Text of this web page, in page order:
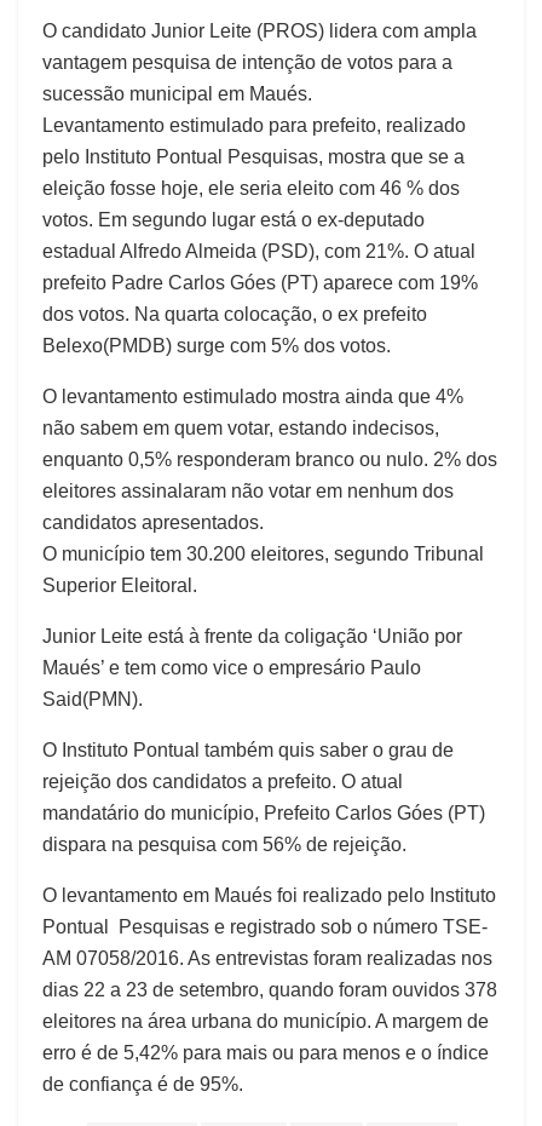
O candidato Junior Leite (PROS) lidera com ampla
vantagem pesquisa de intenção de votos para a
sucessão municipal em Maués.
Levantamento estimulado para prefeito, realizado
pelo Instituto Pontual Pesquisas, mostra que se a
eleição fosse hoje, ele seria eleito com 46 % dos
votos. Em segundo lugar está o ex-deputado
estadual Alfredo Almeida (PSD), com 21%. O atual
prefeito Padre Carlos Góes (PT) aparece com 19%
dos votos. Na quarta colocação, o ex prefeito
Belexo(PMDB) surge com 5% dos votos.
O levantamento estimulado mostra ainda que 4%
não sabem em quem votar, estando indecisos,
enquanto 0,5% responderam branco ou nulo. 2% dos
eleitores assinalaram não votar em nenhum dos
candidatos apresentados.
O município tem 30.200 eleitores, segundo Tribunal
Superior Eleitoral.
Junior Leite está à frente da coligação ‘União por
Maués’ e tem como vice o empresário Paulo
Said(PMN).
O Instituto Pontual também quis saber o grau de
rejeição dos candidatos a prefeito. O atual
mandatário do município, Prefeito Carlos Góes (PT)
dispara na pesquisa com 56% de rejeição.
O levantamento em Maués foi realizado pelo Instituto
Pontual Pesquisas e registrado sob o número TSE-
AM 07058/2016. As entrevistas foram realizadas nos
dias 22 a 23 de setembro, quando foram ouvidos 378
eleitores na área urbana do município. A margem de
erro é de 5,42% para mais ou para menos e o índice
de confiança é de 95%.